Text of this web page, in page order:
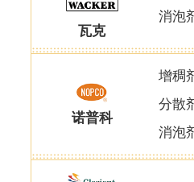
瓦克
消泡
诺普科
增稠
分散
消泡